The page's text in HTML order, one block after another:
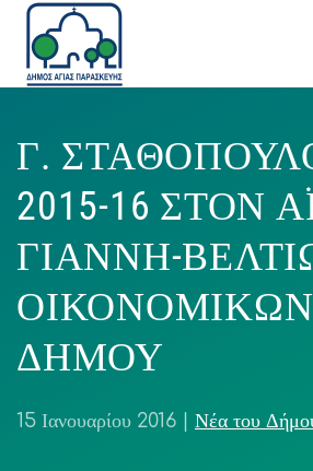
Γ.
2015-16 ΣΤΟΝ
ΓΙΑΝΝΗ-
ΔΗΜΟΥ
15 Ιανουαρίου 2016 Νέα του